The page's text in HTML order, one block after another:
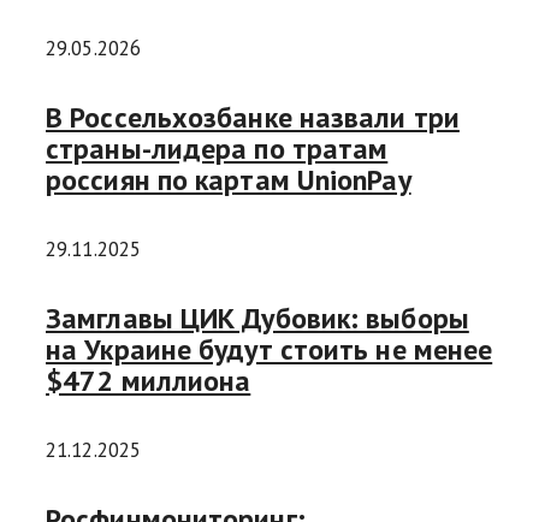
29.05.2026
В Россельхозбанке назвали три
страны-лидера по тратам
россиян по картам UnionPay
29.11.2025
Замглавы ЦИК Дубовик: выборы
на Украине будут стоить не менее
$472 миллиона
21.12.2025